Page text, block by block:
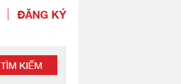
ĐĂNG KÝ
TÌM KIẾM